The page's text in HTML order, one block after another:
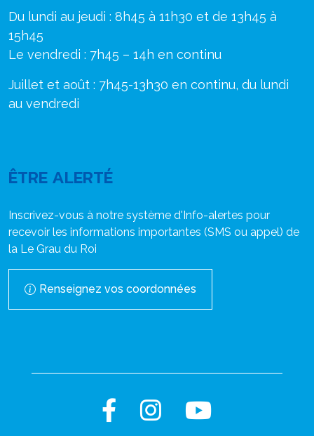
Du lundi au jeudi : 8h45 à 11h30 et de 13h45 à
15h45
Le vendredi : 7h45 – 14h en continu
Juillet et août : 7h45-13h30 en continu, du lundi
au vendredi
ÊTRE ALERTÉ
Inscrivez-vous à notre système d'Info-alertes pour
recevoir les informations importantes (SMS ou appel) de
la Le Grau du Roi
Renseignez vos coordonnées